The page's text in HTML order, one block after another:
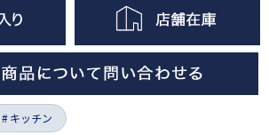
キッチン